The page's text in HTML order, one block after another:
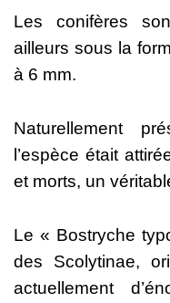
Les conifères
ailleurs sous la
à 6 mm.
Naturellement
l’espèce était
et morts, un
Le « Bostryche
des Scolytinae,
actuellement